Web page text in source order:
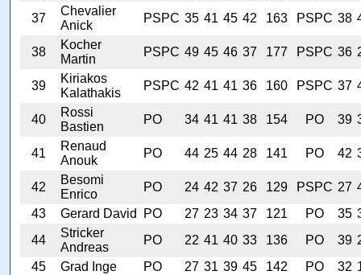
37
Chevalier
Anick
PSPC 35 41 45 42 163 PSPC 38
38
Kocher
Martin
PSPC 49 45 46 37 177 PSPC 36
39
Kiriakos
Kalathakis
PSPC 42 41 41 36 160 PSPC 37
40
Rossi
Bastien
PO 34 41 41 38 154 PO 39
41
Renaud
Anouk
PO 44 25 44 28 141 PO 42
42
Besomi
Enrico
PO 24 42 37 26 129 PSPC 27
43
Gerard David PO 27 23 34 37 121 PO 35
44
Stricker
Andreas
PO 22 41 40 33 136 PO 39
45
Grad Inge PO 27 31 39 45 142 PO 32